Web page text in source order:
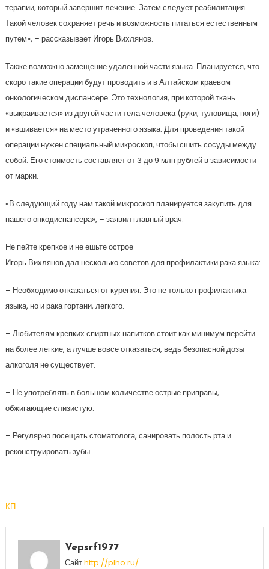
терапии, который завершит лечение. Затем следует реабилитация.
Такой человек сохраняет речь и возможность питаться естественным
путем», – рассказывает Игорь Вихлянов.
Также возможно замещение удаленной части языка. Планируется, что
скоро такие операции будут проводить и в Алтайском краевом
онкологическом диспансере. Это технология, при которой ткань
«выкраивается» из другой части тела человека (руки, туловища, ноги)
и «вшивается» на место утраченного языка. Для проведения такой
операции нужен специальный микроскоп, чтобы сшить сосуды между
собой. Его стоимость составляет от 3 до 9 млн рублей в зависимости
от марки.
«В следующий году нам такой микроскоп планируется закупить для
нашего онкодиспансера», – заявил главный врач.
Не пейте крепкое и не ешьте острое
Игорь Вихлянов дал несколько советов для профилактики рака языка:
– Необходимо отказаться от курения. Это не только профилактика
языка, но и рака гортани, легкого.
– Любителям крепких спиртных напитков стоит как минимум перейти
на более легкие, а лучше вовсе отказаться, ведь безопасной дозы
алкоголя не существует.
– Не употреблять в большом количестве острые приправы,
обжигающие слизистую.
– Регулярно посещать стоматолога, санировать полость рта и
реконструировать зубы.
КП
Vepsrf1977
Сайтhttp://plho.ru/